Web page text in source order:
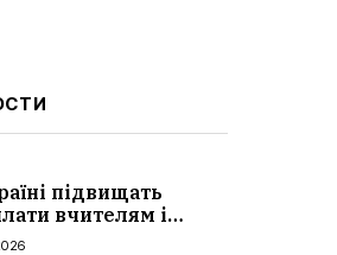
підвищать
вчителям і
студентам з 1